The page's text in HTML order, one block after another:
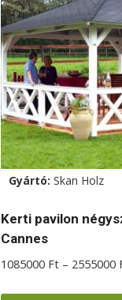
Gyártó: Skan Holz
Kerti pavilon
Cannes
1085000 Ft – 2555000